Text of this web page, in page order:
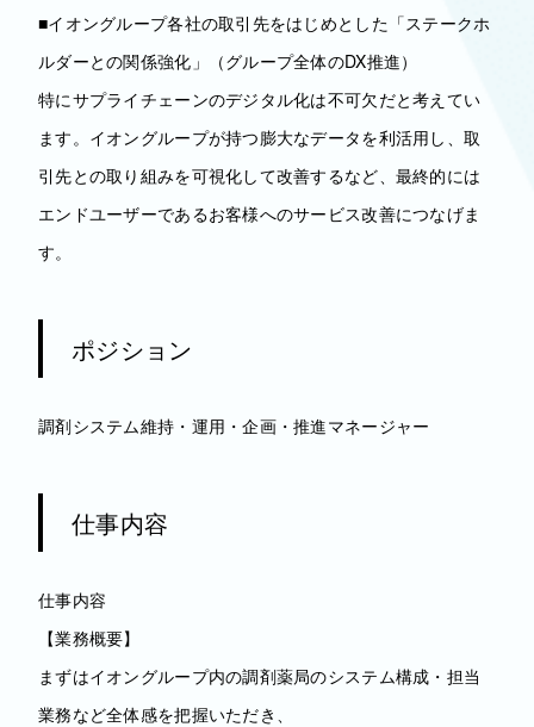
■イオングループ各社の取引先をはじめとした「ステークホ
ルダーとの関係強化」（グループ全体のDX推進）
特にサプライチェーンのデジタル化は不可欠だと考えてい
ます。イオングループが持つ膨大なデータを利活用し、取
引先との取り組みを可視化して改善するなど、最終的には
エンドユーザーであるお客様へのサービス改善につなげま
す。
ポジション
調剤システム維持・運用・企画・推進マネージャー
仕事内容
仕事内容
【業務概要】
まずはイオングループ内の調剤薬局のシステム構成・担当
業務など全体感を把握いただき、